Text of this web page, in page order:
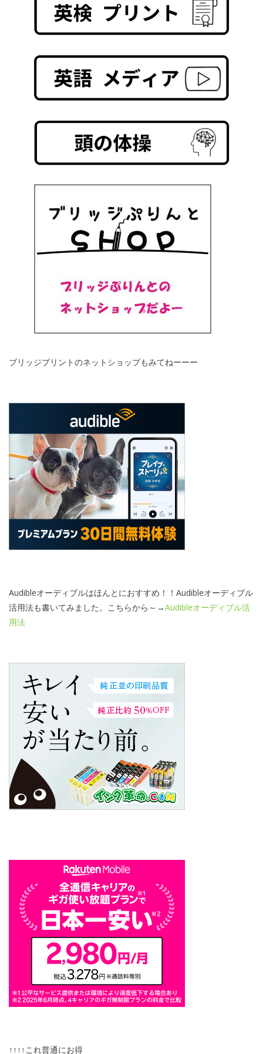
ブリッジプリントのネットショップもみてねーーー
Audibleオーディブルはほんとにおすすめ！！Audibleオーディブル
活用法も書いてみました。こちらから～→Audibleオーディブル活
用法
↑↑↑↑これ普通にお得